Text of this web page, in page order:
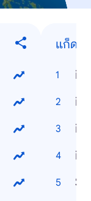
แก็ดเจ็